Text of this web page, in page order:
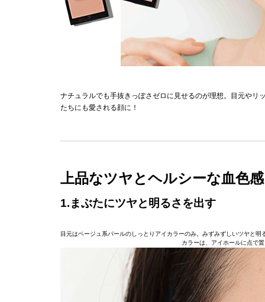
ナチュラルでも手抜きっぽさゼロに見せるのが理想。目元や
たちにも愛される顔に！
上品なツヤとヘルシーな血色
1.まぶたにツヤと明るさを出す
目元はベージュ系パールのしっとりアイカラーのみ。みずみずしいツヤと
カラーは、アイホールに点で